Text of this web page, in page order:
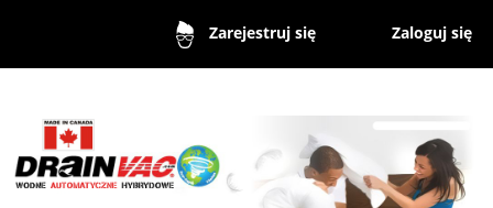
Zarejestruj się Zaloguj się